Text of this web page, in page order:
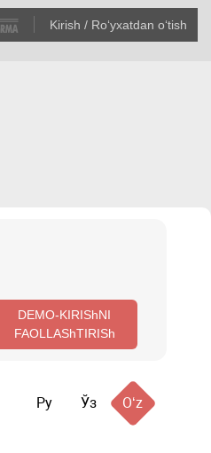
Kirish / Roʻyхatdan oʻtish
DEMO-KIRIShNI
FAOLLAShTIRISh
Ру Ўз Oʻz